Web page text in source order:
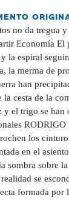
no da tregua
Economía El
la espiral
la merma de
han
la cesta de la
y el trigo se han
los
en el
sombra sobre
se
formada por